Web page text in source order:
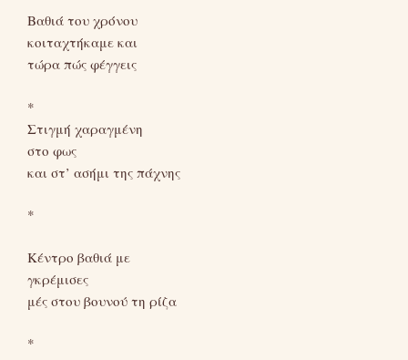
Βαθιά του χρόνου
κοιταχτήκαμε και
τώρα πώς φέγγεις
*
Στιγμή χαραγμένη
στο φως
και στ’ ασήμι της πάχνης
*
Κέντρο βαθιά με
γκρέμισες
μές στου βουνού τη ρίζα
*